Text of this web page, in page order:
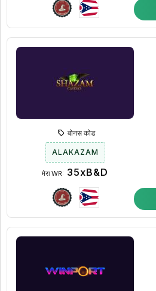
बोनस कोड
ALAKAZAM
मेरा WR: 35xB&D